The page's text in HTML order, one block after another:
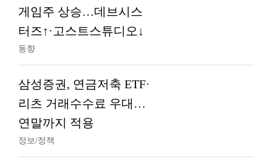
게임주 상승…데브시스
터즈↑·고스트스튜디오↓
동향
삼성증권, 연금저축 ETF·
리츠 거래수수료 우대…
연말까지 적용
정보/정책